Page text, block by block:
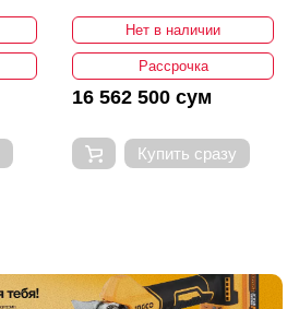
Нет в наличии
Рассрочка
16 562 500 сум
Купить сразу